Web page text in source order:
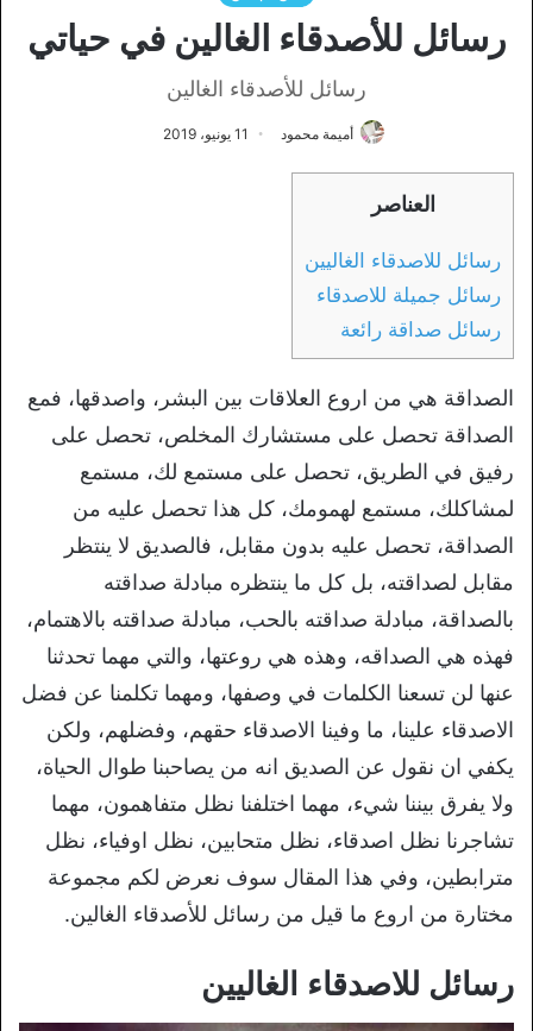
رسائل للأصدقاء الغالين في حياتي
رسائل للأصدقاء الغالين
أميمة محمود 11 يونيو، 2019
العناصر
رسائل للاصدقاء الغاليين
رسائل جميلة للاصدقاء
رسائل صداقة رائعة
الصداقة هي من اروع العلاقات بين البشر، واصدقها، فمع
الصداقة تحصل على مستشارك المخلص، تحصل على
رفيق في الطريق، تحصل على مستمع لك، مستمع
لمشاكلك، مستمع لهمومك، كل هذا تحصل عليه من
الصداقة، تحصل عليه بدون مقابل، فالصديق لا ينتظر
مقابل لصداقته، بل كل ما ينتظره مبادلة صداقته
بالصداقة، مبادلة صداقته بالحب، مبادلة صداقته بالاهتمام،
فهذه هي الصداقه، وهذه هي روعتها، والتي مهما تحدثنا
عنها لن تسعنا الكلمات في وصفها، ومهما تكلمنا عن فضل
الاصدقاء علينا، ما وفينا الاصدقاء حقهم، وفضلهم، ولكن
يكفي ان نقول عن الصديق انه من يصاحبنا طوال الحياة،
ولا يفرق بيننا شيء، مهما اختلفنا نظل متفاهمون، مهما
تشاجرنا نظل اصدقاء، نظل متحابين، نظل اوفياء، نظل
مترابطين، وفي هذا المقال سوف نعرض لكم مجموعة
مختارة من اروع ما قيل من رسائل للأصدقاء الغالين.
رسائل للاصدقاء الغاليين